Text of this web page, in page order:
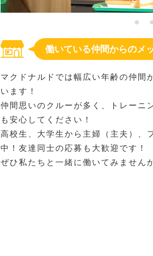
働いている仲間からのメ
マクドナルドでは幅広い年齢の仲間
います！
仲間思いのクルーが多く、トレーニ
も安心してください！
高校生、大学生から主婦（主夫）、
中！友達同士の応募も大歓迎です！
ぜひ私たちと一緒に働いてみません